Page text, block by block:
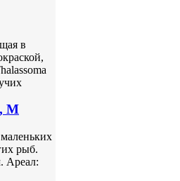
в
M
рыб.
Ареал: